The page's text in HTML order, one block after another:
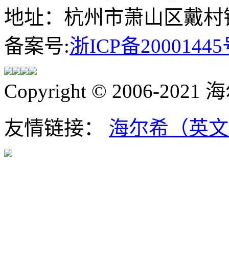
地址：杭州市萧山区戴
备案号:浙ICP备20001445
Copyright © 2006-2021
友情链接： 海尔希（英